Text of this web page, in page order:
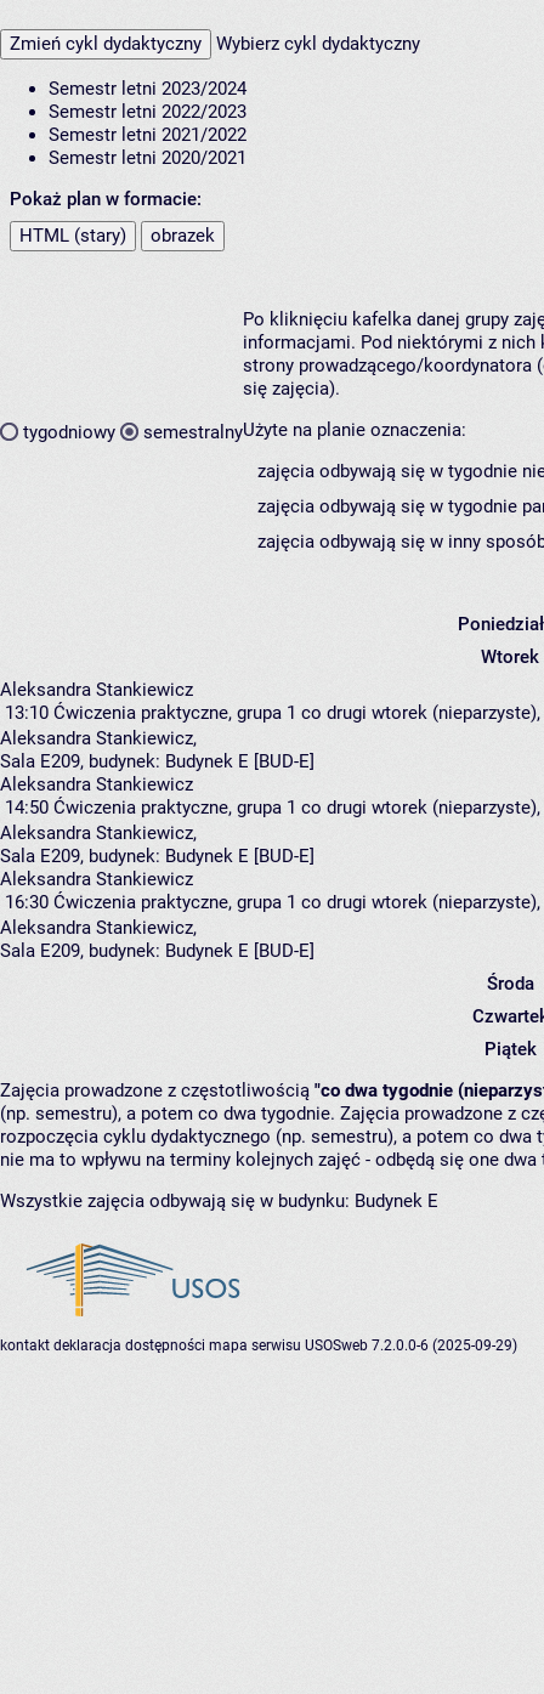
Zmień cykl dydaktyczny Wybierz cykl dydaktyczny
Semestr letni 2023/2024
Semestr letni 2022/2023
Semestr letni 2021/2022
Semestr letni 2020/2021
Pokaż plan w formacie:
HTML (stary)
obrazek
tygodniowy semestralny
Po kliknięciu kafelka danej grupy
informacjami. Pod niektórymi z nich
strony prowadzącego/koordynatora
się zajęcia).
Użyte na planie oznaczenia:
zajęcia odbywają się w tygodnie
zajęcia odbywają się w tygodnie
zajęcia odbywają się w inny
Wtorek
Aleksandra Stankiewicz
13:10 Ćwiczenia praktyczne, grupa 1 co drugi wtorek (nieparzyste),
Aleksandra Stankiewicz,
Sala E209, budynek: Budynek E [BUD-E]
Aleksandra Stankiewicz
14:50 Ćwiczenia praktyczne, grupa 1 co drugi wtorek (nieparzyste),
Aleksandra Stankiewicz,
Sala E209, budynek: Budynek E [BUD-E]
Aleksandra Stankiewicz
16:30 Ćwiczenia praktyczne, grupa 1 co drugi wtorek (nieparzyste),
Aleksandra Stankiewicz,
Sala E209, budynek: Budynek E [BUD-E]
Środa
Piątek
Zajęcia prowadzone z częstotliwością "co dwa tygodnie
(np. semestru), a potem co dwa tygodnie. Zajęcia prowadzone z
rozpoczęcia cyklu dydaktycznego (np. semestru), a potem co
nie ma to wpływu na terminy kolejnych zajęć - odbędą się one
Wszystkie zajęcia odbywają się w budynku: Budynek E
kontakt deklaracja dostępności mapa serwisu USOSweb 7.2.0.0-6 (2025-09-29)